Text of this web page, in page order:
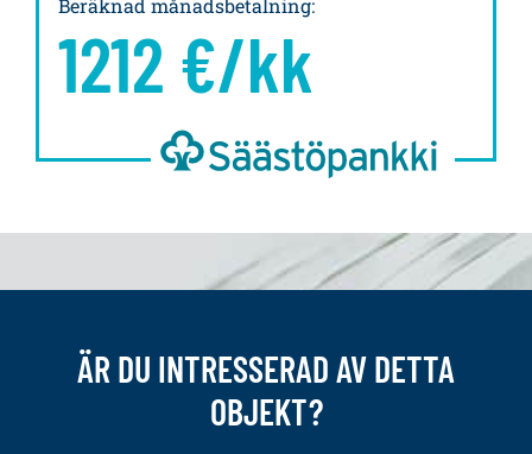
Beräknad månadsbetalning:
1212 €/kk
ÄR DU INTRESSERAD AV DETTA
OBJEKT?